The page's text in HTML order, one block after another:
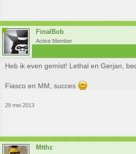
FinalBob
Active Member
Heb ik even gemist! Lethal en Gerjan,
Fiasco en MM, succes
29 mei 2013
Mtthz